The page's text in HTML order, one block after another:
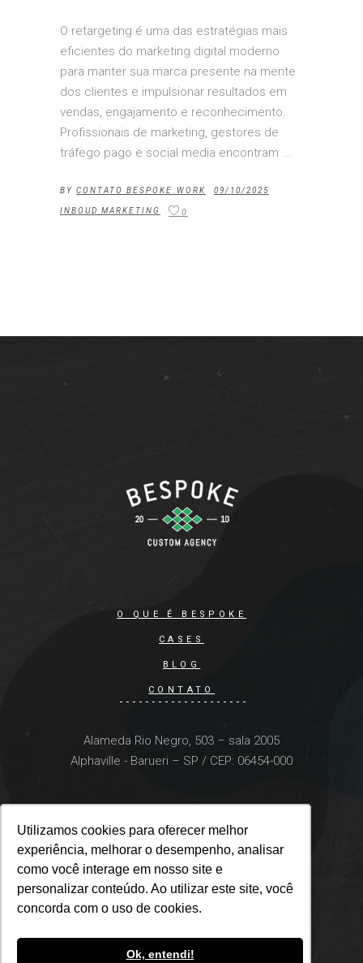
Utilizamos cookies para oferecer melhor
experiência, melhorar o desempenho, analisar
como você interage em nosso site e
personalizar conteúdo. Ao utilizar este site, você
concorda com o uso de cookies.
Ok, entendi!
Utilizamos cookies para oferecer melhor
experiência, melhorar o desempenho, analisar
como você interage em nosso site e
personalizar conteúdo. Ao utilizar este site, você
concorda com o uso de cookies.
Ok, entendi!
O retargeting é uma das estratégias mais
eficientes do marketing digital moderno
para manter sua marca presente na mente
dos clientes e impulsionar resultados em
vendas, engajamento e reconhecimento.
Profissionais de marketing, gestores de
tráfego pago e social media encontram
BY CONTATO BESPOKE.WORK 09/10/2025
INBOUD MARKETING 0
O QUE É BESPOKE
CASES
BLOG
CONTATO
Alameda Rio Negro, 503 – sala 2005
Alphaville - Barueri – SP / CEP: 06454-000